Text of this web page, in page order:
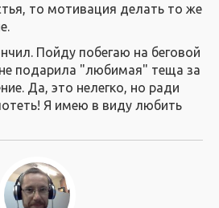
то мотивация делать то же
Пойду побегаю на беговой
подарила "любимая" теща за
Да, это нелегко, но ради
Я имею в виду любить